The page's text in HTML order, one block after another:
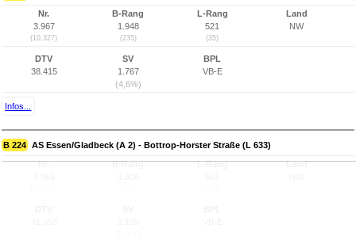
Nr.
3.967
(10.327)
B-Rang
1.948
(235)
L-Rang
521
(35)
Land
NW
DTV
38.415
SV
1.767
(4,6%)
BPL
VB-E
Infos...
B 224 AS Essen/Gladbeck (A 2) - Bottrop-Horster Straße (L 633)
Nr.
B-Rang
L-Rang
Land